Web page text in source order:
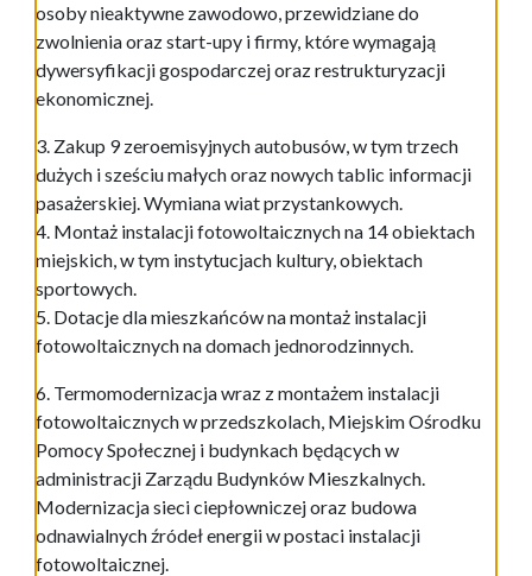
osoby nieaktywne zawodowo, przewidziane do
zwolnienia oraz start-upy i firmy, które wymagają
dywersyfikacji gospodarczej oraz restrukturyzacji
ekonomicznej.
3. Zakup 9 zeroemisyjnych autobusów, w tym trzech
dużych i sześciu małych oraz nowych tablic informacji
pasażerskiej. Wymiana wiat przystankowych.
4. Montaż instalacji fotowoltaicznych na 14 obiektach
miejskich, w tym instytucjach kultury, obiektach
sportowych.
5. Dotacje dla mieszkańców na montaż instalacji
fotowoltaicznych na domach jednorodzinnych.
6. Termomodernizacja wraz z montażem instalacji
fotowoltaicznych w przedszkolach, Miejskim Ośrodku
Pomocy Społecznej i budynkach będących w
administracji Zarządu Budynków Mieszkalnych.
Modernizacja sieci ciepłowniczej oraz budowa
odnawialnych źródeł energii w postaci instalacji
fotowoltaicznej.